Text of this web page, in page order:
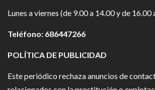
Lunes a viernes (de 9.00 a 14.00 y de 16.00
Teléfono: 686447266
POLÍTICA DE PUBLICIDAD
Este periódico rechaza anuncios de